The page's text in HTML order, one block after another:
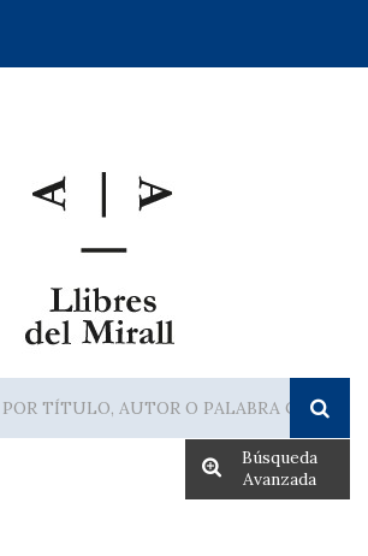
Búsqueda
Avanzada